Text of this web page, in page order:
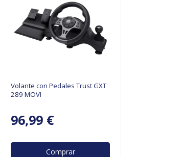
Volante con Pedales Trust GXT
289 MOVI
96,99 €
Comprar